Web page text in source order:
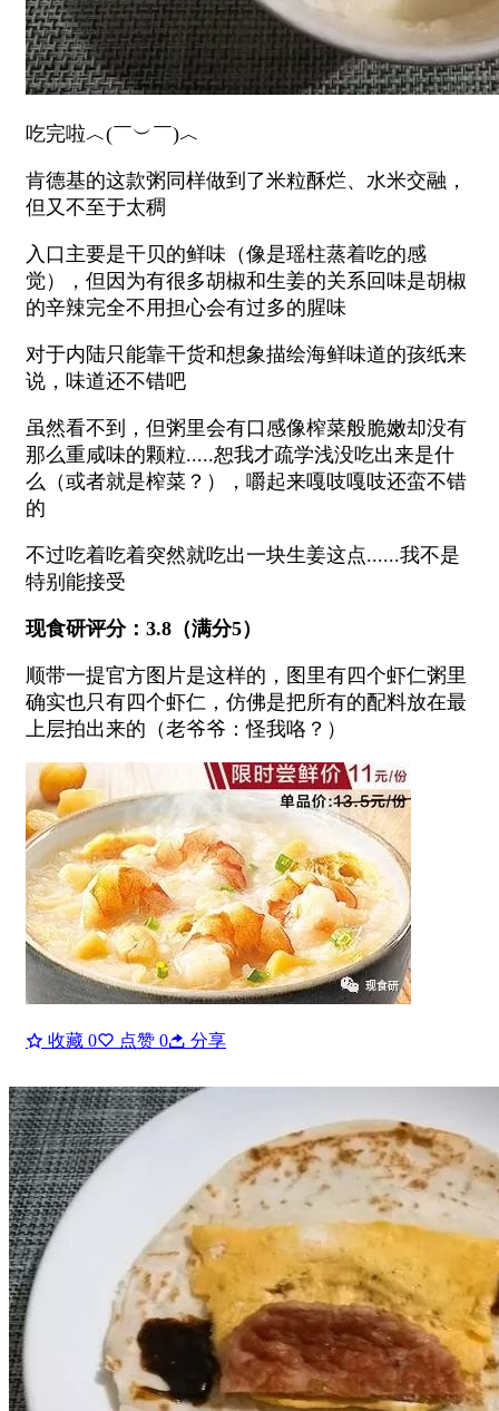
吃完啦︿(￣︶￣)︿
肯德基的这款粥同样做到了米粒酥烂、水米交融，
但又不至于太稠
入口主要是干贝的鲜味（像是瑶柱蒸着吃的感
觉），但因为有很多胡椒和生姜的关系回味是胡椒
的辛辣完全不用担心会有过多的腥味
对于内陆只能靠干货和想象描绘海鲜味道的孩纸来
说，味道还不错吧
虽然看不到，但粥里会有口感像榨菜般脆嫩却没有
那么重咸味的颗粒.....恕我才疏学浅没吃出来是什
么（或者就是榨菜？），嚼起来嘎吱嘎吱还蛮不错
的
不过吃着吃着突然就吃出一块生姜这点......我不是
特别能接受
现食研评分：3.8（满分5）
顺带一提官方图片是这样的，图里有四个虾仁粥里
确实也只有四个虾仁，仿佛是把所有的配料放在最
上层拍出来的（老爷爷：怪我咯？）
收藏 0 点赞 0 分享